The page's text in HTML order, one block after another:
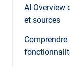
AI Overview
et sources